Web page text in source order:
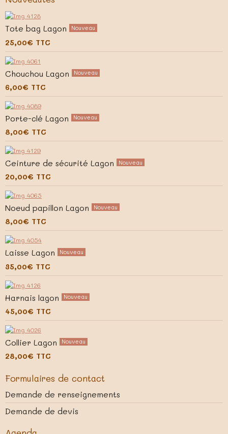
Tote bag Lagon Nouveau
25,00€ TTC
Chouchou Lagon Nouveau
6,00€ TTC
Porte-clé Lagon Nouveau
8,00€ TTC
Ceinture de sécurité Lagon Nouveau
20,00€ TTC
Noeud papillon Lagon Nouveau
8,00€ TTC
Laisse Lagon Nouveau
35,00€ TTC
Harnais lagon Nouveau
45,00€ TTC
Collier Lagon Nouveau
28,00€ TTC
Formulaires de contact
Demande de renseignements
Demande de devis